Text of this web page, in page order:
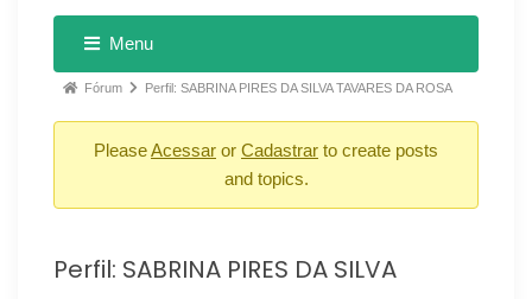
Menu
Fórum Perfil: SABRINA PIRES DA SILVA TAVARES DA ROSA
PleaseAcessar or Cadastrar to create posts
and topics.
Perfil: SABRINA PIRES DA SILVA